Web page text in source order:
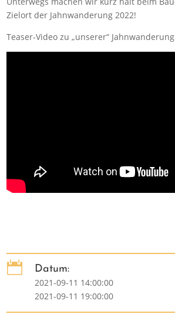
Zielort der Jahnwanderung 2022!
Teaser-Video zu „unserer“

Datum:
2021-09-11 14:00:00
2021-09-11 19:00:00